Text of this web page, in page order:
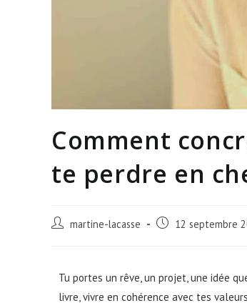
Comment
te perdre en
martine-lacasse 12 septembre
Tu portes un rêve, un projet, une idée
livre, vivre en cohérence avec tes